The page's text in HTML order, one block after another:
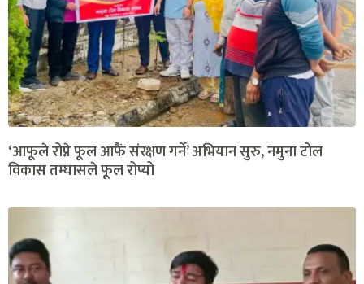
‘आफूले रोप्ने फूल आफैं संरक्षण गर्ने’ अभियान सुरु, नमुना टोल
विकास तम्घासले फूल रोप्यो